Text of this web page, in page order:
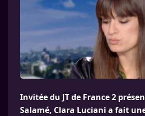
Invitée du JT de France 2
Salamé, Clara Luciani a fait